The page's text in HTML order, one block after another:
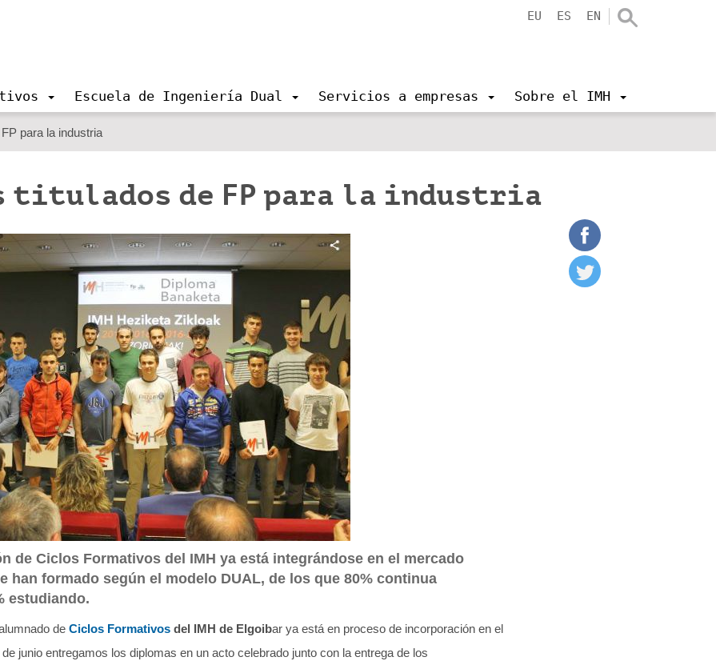
EU ES EN
Escuela de Ingeniería Dual Servicios a empresas Sobre el IMH
para la industria
titulados de FP para la industria
de Ciclos Formativos del IMH ya está integrándose en el mercado
han formado según el modelo DUAL, de los que 80% continua
estudiando.
de Ciclos Formativos del IMH de Elgoibar ya está en proceso de incorporación en el
junio entregamos los diplomas en un acto celebrado junto con la entrega de los